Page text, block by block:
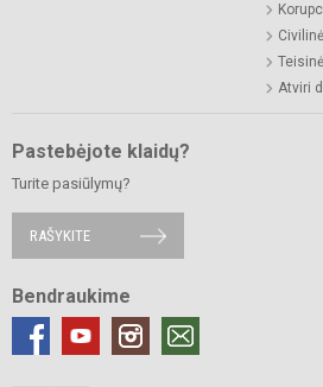
Atviri
Pastebėjote klaidų?
Turite pasiūlymų?
RAŠYKITE
Bendraukime